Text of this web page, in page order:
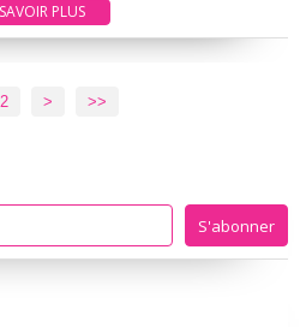
PLUS
2 > >>